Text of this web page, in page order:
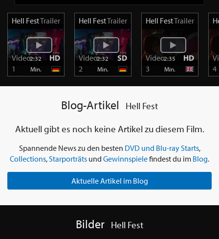
Hell FestTrailer
Video
1
2:32
Min.
HD
Hell FestTrailer
Video
2
2:32
Min.
SD
Hell FestTrailer
Video
3
2:35
Min.
HD
4
Blog-Artikel
Hell Fest
Aktuell gibt es noch keine Artikel zu diesem Film.
Spannende News zu den besten DVD und Blu-ray Starts,
Collections,Starporträts und Gewinnspielefindest du im Blog.
Aktuelle Artikel im Blog
Bilder Hell Fest